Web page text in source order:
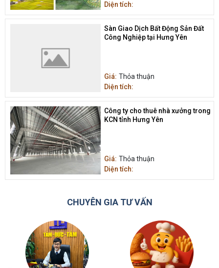
Diện tích:
Sàn Giao Dịch Bất Động Sản Đất
Công Nghiệp tại Hưng Yên
Giá: Thỏa thuận
Diện tích:
Công ty cho thuê nhà xưởng trong
KCN tỉnh Hưng Yên
Giá: Thỏa thuận
Diện tích:
CHUYÊN GIA TƯ VẤN